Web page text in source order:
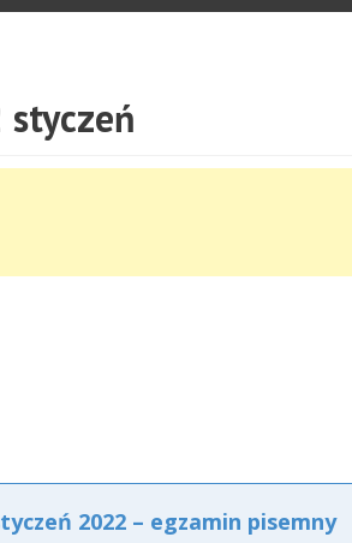
2022 – egzamin pisemny